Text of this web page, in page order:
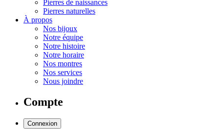
Pierres de naissances
Pierres naturelles
À propos
Nos bijoux
Notre équipe
Notre histoire
Notre horaire
Nos montres
Nos services
Nous joindre
Compte
Connexion